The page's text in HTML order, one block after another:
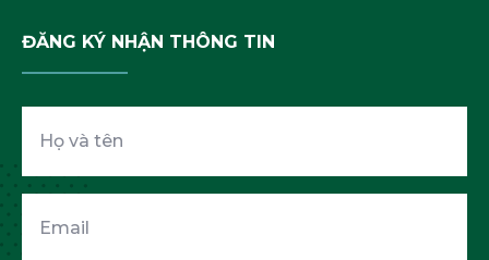
ĐĂNG KÝ NHẬN THÔNG TIN
và